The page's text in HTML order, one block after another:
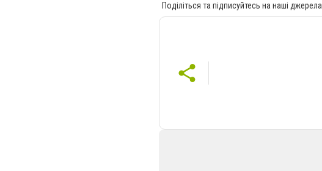
Поділіться та підписуйтесь на наші джерела